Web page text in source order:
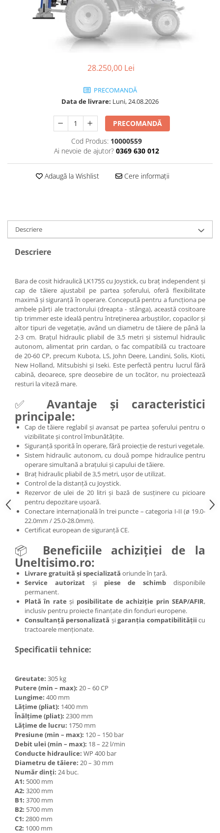
Polizoare de cioturi pomi
Tocatoare electrice
Tocatoare priza PTO tractor
Utilaje de fabricat peleti
Transpaleti si stivuitoare
Trolii forestiere
Freze de zapada
Incarcatoare frontale
Masini batut stalpi
Retroexcavatoare
28.250,00 Lei
PRECOMANDĂ
Data de livrare: Luni, 24.08.2026
PRECOMANDĂ
Cod Produs: 10000559
Ai nevoie de ajutor? 0369 630 012
Adaugă la Wishlist Cere informații
Descriere
Descriere
Bara de cosit hidraulică LK175S cu Joystick, cu braț independent și
cap de tăiere ajustabil pe partea șoferului, oferă flexibilitate
maximă și siguranță în operare. Concepută pentru a funcționa pe
ambele părți ale tractorului (dreapta - stânga), această cositoare
tip trimmer este ideală pentru întreținerea arbuștilor, copacilor și
altor tipuri de vegetație, având un diametru de tăiere de până la
2-3 cm. Brațul hidraulic pliabil de 3,5 metri și sistemul hidraulic
autonom, alimentat prin cardan, o fac compatibilă cu tractoare
de 20-60 CP, precum Kubota, LS, John Deere, Landini, Solis, Kioti,
New Holland, Mitsubishi și Iseki. Este perfectă pentru lucrul fără
cabină, deoarece, spre deosebire de un tocător, nu proiectează
resturi la viteză mare.
✅ Avantaje și caracteristici
principale:
Cap de tăiere reglabil și avansat pe partea șoferului pentru o
vizibilitate și control îmbunătățite.
Siguranță sporită în operare, fără proiecție de resturi vegetale.
Sistem hidraulic autonom, cu două pompe hidraulice pentru
operare simultană a brațului și capului de tăiere.
Braț hidraulic pliabil de 3,5 metri, ușor de utilizat.
Control de la distanță cu Joystick.
Rezervor de ulei de 20 litri și bază de susținere cu picioare
pentru depozitare ușoară.
Conectare internațională în trei puncte – categoria I-II (ø 19.0-
22.0mm / 25.0-28.0mm).
Certificat european de siguranță CE.
📦 Beneficiile achiziției de la
Uneltisimo.ro:
Livrare gratuită și specializată oriunde în țară.
Service autorizatși piese de schimb disponibile
permanent.
Plată în rate și posibilitate de achiziție prin SEAP/AFIR,
inclusiv pentru proiecte finanțate din fonduri europene.
Consultanță personalizată șigaranția compatibilității cu
tractoarele menționate.
Specificatii tehnice:
Greutate: 305 kg
Putere (min – max): 20 – 60 CP
Lungime: 400 mm
Lățime (pliat): 1400 mm
Înălțime (pliat): 2300 mm
Lățime de lucru: 1750 mm
Presiune (min – max): 120 – 150 bar
Debit ulei (min – max): 18 – 22 l/min
Conducte hidraulice: WP 400 bar
Diametru de tăiere: 20 – 30 mm
Număr dinți: 24 buc.
A1: 5000 mm
A2: 3200 mm
B1: 3700 mm
B2: 5700 mm
C1: 2800 mm
C2: 1000 mm